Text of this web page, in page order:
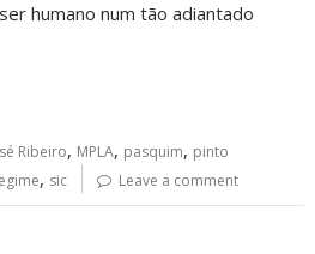
humano num tão adiantado
Ribeiro, MPLA, pasquim, pinto
, sic Leave a comment